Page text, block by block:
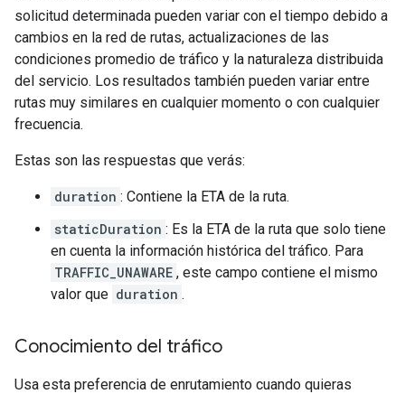
solicitud determinada pueden variar con el tiempo debido a
cambios en la red de rutas, actualizaciones de las
condiciones promedio de tráfico y la naturaleza distribuida
del servicio. Los resultados también pueden variar entre
rutas muy similares en cualquier momento o con cualquier
frecuencia.
Estas son las respuestas que verás:
duration : Contiene la ETA de la ruta.
staticDuration : Es la ETA de la ruta que solo tiene
en cuenta la información histórica del tráfico. Para
TRAFFIC_UNAWARE , este campo contiene el mismo
valor que duration .
Conocimiento del tráfico
Usa esta preferencia de enrutamiento cuando quieras